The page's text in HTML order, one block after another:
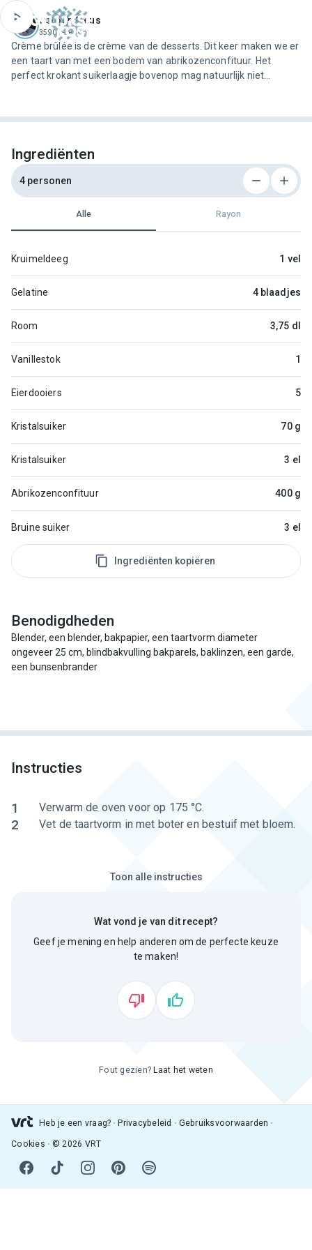
Jeroen Meus
3590 recepten
Crème brûlée is de crème van de desserts. Dit keer maken we er
een taart van met een bodem van abrikozenconfituur. Het
perfect krokant suikerlaagje bovenop mag natuurlijk niet
Ingrediënten
4 personen
Alle Rayon
Kruimeldeeg 1 vel
Gelatine 4 blaadjes
Room 3,75 dl
Vanillestok 1
Eierdooiers 5
Kristalsuiker 70 g
Kristalsuiker 3 el
Abrikozenconfituur 400 g
Bruine suiker 3 el
Ingrediënten kopiëren
Benodigdheden
Blender, een blender, bakpapier, een taartvorm diameter
ongeveer 25 cm, blindbakvulling bakparels, baklinzen, een garde,
een bunsenbrander
Instructies
1 Verwarm de oven voor op 175 °C.
2 Vet de taartvorm in met boter en bestuif met bloem.
Toon alle instructies
Wat vond je van dit recept?
Geef je mening en help anderen om de perfecte keuze
te maken!
Fout gezien? Laat het weten
Heb je een vraag? Privacybeleid Gebruiksvoorwaarden
Cookies © 2026 VRT